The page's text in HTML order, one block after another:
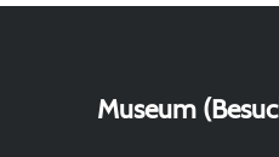
Museum